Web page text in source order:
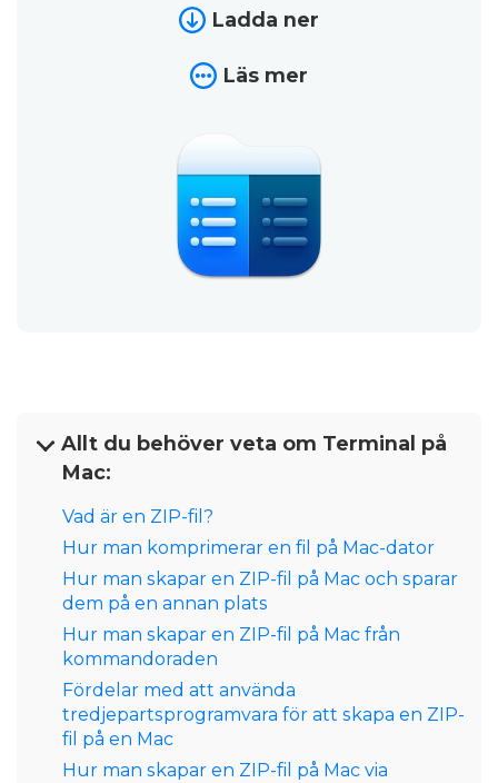
Ladda ner
Läs mer
Allt du behöver veta om Terminal på
Mac:
Vad är en ZIP-fil?
Hur man komprimerar en fil på Mac-dator
Hur man skapar en ZIP-fil på Mac och sparar
dem på en annan plats
Hur man skapar en ZIP-fil på Mac från
kommandoraden
Fördelar med att använda
tredjepartsprogramvara för att skapa en ZIP-
fil på en Mac
Hur man skapar en ZIP-fil på Mac via